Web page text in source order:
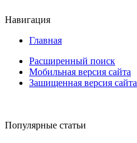
Навигация
Главная
Расширенный поиск
Мобильная версия сайта
Зашищенная версия сайта
Популярные статьи